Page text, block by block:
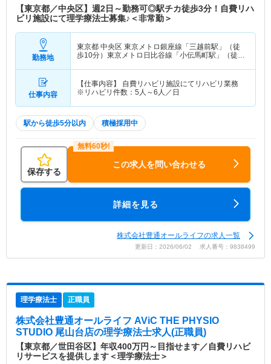
【東京都／中央区】週2日～勤務可◎駅チカ徒歩3分！自費リハ
ビリ施設にて理学療法士募集♪＜非常勤＞
勤務地
東京都 中央区 東京メトロ銀座線「三越前駅」（徒
歩10分）東京メトロ日比谷線「小伝馬町駅」（徒歩
仕事内容
【仕事内容】 自費リハビリ施設にてリハビリ業務
※リハビリ件数：5人～6人／日
駅から徒歩5分以内 積極採用中
保存する
この求人を問い合わせる
詳細を見る
株式会社豊通オールライフの求人一覧
更新日：2026/06/02 求人番号：9838499
理学療法士 正職員
株式会社豊通オールライフ AViC THE PHYSIO
STUDIO 尾山台店の理学療法士求人(正職員)
【東京都／世田谷区】年収400万円～目指せます／自費リハビ
リサービスを提供します＜理学療法士＞